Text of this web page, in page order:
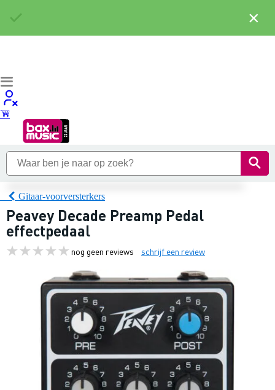
Gitaar-voorversterkers
Peavey Decade Preamp Pedal
effectpedaal
nog geen reviews schrijf een review
×